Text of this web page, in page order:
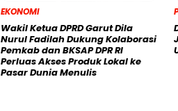
EKONOMI
Wakil Ketua DPRD Garut Dila
Nurul Fadilah Dukung Kolaborasi
Pemkab dan BKSAP DPR RI
Perluas Akses Produk Lokal ke
Pasar Dunia Menulis